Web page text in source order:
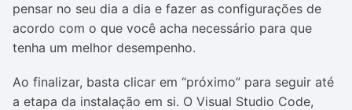
pensar no seu dia a dia e fazer as configurações de
acordo com o que você acha necessário para que
tenha um melhor desempenho.
Ao finalizar, basta clicar em “próximo” para seguir até
a etapa da instalação em si. O Visual Studio Code,